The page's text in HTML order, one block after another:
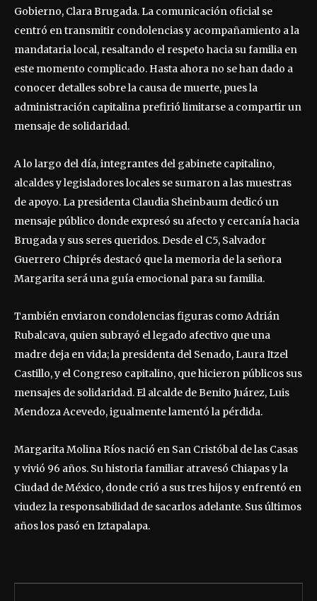
Gobierno, Clara Brugada. La comunicación oficial se
centró en transmitir condolencias y acompañamiento a la
mandataria local, resaltando el respeto hacia su familia en
este momento complicado. Hasta ahora no se han dado a
conocer detalles sobre la causa de muerte, pues la
administración capitalina prefirió limitarse a compartir un
mensaje de solidaridad.
A lo largo del día, integrantes del gabinete capitalino,
alcaldes y legisladores locales se sumaron a las muestras
de apoyo. La presidenta Claudia Sheinbaum dedicó un
mensaje público donde expresó su afecto y cercanía hacia
Brugada y sus seres queridos. Desde el C5, Salvador
Guerrero Chiprés destacó que la memoria de la señora
Margarita será una guía emocional para su familia.
También enviaron condolencias figuras como Adrián
Rubalcava, quien subrayó el legado afectivo que una
madre deja en vida; la presidenta del Senado, Laura Itzel
Castillo, y el Congreso capitalino, que hicieron públicos sus
mensajes de solidaridad. El alcalde de Benito Juárez, Luis
Mendoza Acevedo, igualmente lamentó la pérdida.
Margarita Molina Ríos nació en San Cristóbal de las Casas
y vivió 96 años. Su historia familiar atravesó Chiapas y la
Ciudad de México, donde crió a sus tres hijos y enfrentó en
viudez la responsabilidad de sacarlos adelante. Sus últimos
años los pasó en Iztapalapa.